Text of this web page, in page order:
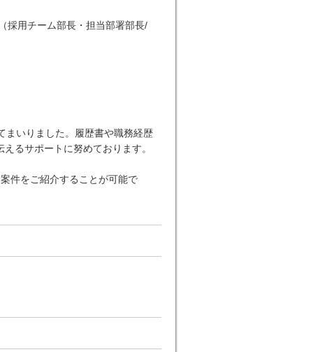
用チーム部長・担当部署部長/
まいりました。履歴書や職務経歴
るサポートに努めております。
件をご紹介することが可能で